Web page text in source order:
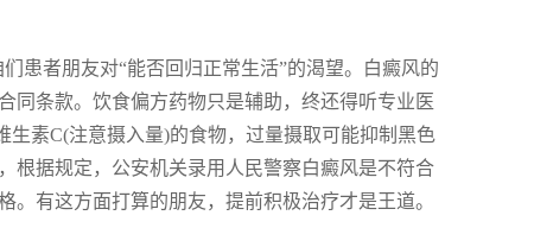
患者朋友对“能否回归正常生活”的渴望。白癜风的
同条款。饮食偏方药物只是辅助，终还得听专业医
生素C(注意摄入量)的食物，过量摄取可能抑制黑色
根据规定，公安机关录用人民警察白癜风是不符合
有这方面打算的朋友，提前积极治疗才是王道。